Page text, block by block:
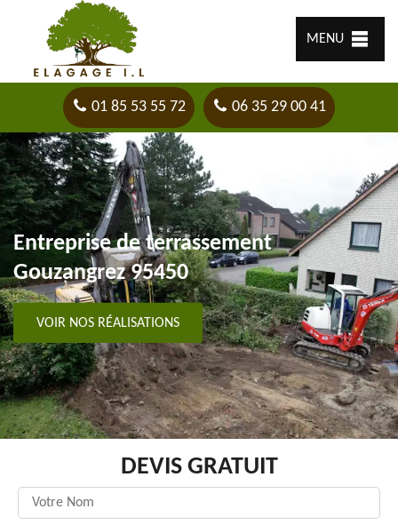
MENU
01 85 53 55 72 06 35 29 00 41
Entreprise de terrassement
Gouzangrez 95450
VOIR NOS RÉALISATIONS
DEVIS GRATUIT